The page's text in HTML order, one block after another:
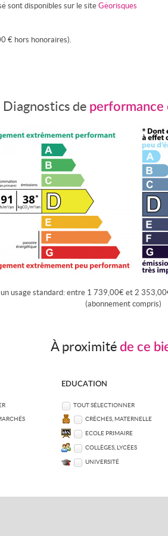
sont disponibles sur le siteGéorisques
€ hors honoraires).
Diagnostics de performance
usage standard: entre 1 739,00€ et 2
(abonnement compris)
À proximité de ce
EDUCATION
TOUT SÉLECTIONNER
CRÈCHES, MATERNELLE
ECOLE PRIMAIRE
COLLÈGES, LYCÉES
UNIVERSITÉ